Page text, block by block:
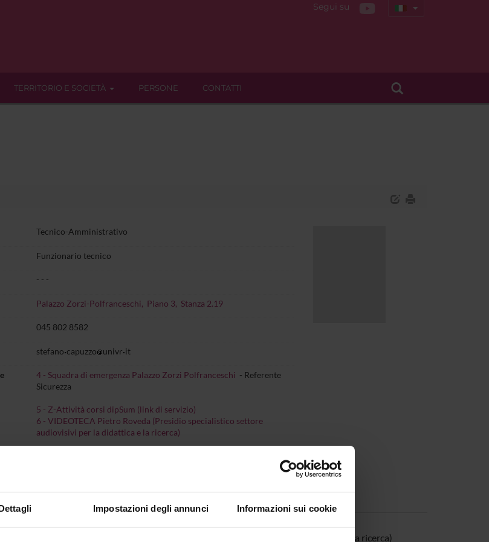
Impostazioni degli annunci Informazioni sui cookie
Segui su
TERRITORIO E SOCIETÀ PERSONE CONTATTI
Tecnico-Amministrativo
Funzionario tecnico
- - -
Palazzo Zorzi-Polfranceschi, Piano 3, Stanza 2.19
045 802 8582
stefano capuzzo univr it
4 - Squadra di emergenza Palazzo Zorzi Polfranceschi - Referente
Sicurezza
5 - Z-Attività corsi dipSum (link di servizio)
6 - VIDEOTECA Pietro Roveda (Presidio specialistico settore
audiovisivi per la didattica e la ricerca)
del Dipartimento (Presidio specialistico settore audiovisivi per la didattica e la ricerca)